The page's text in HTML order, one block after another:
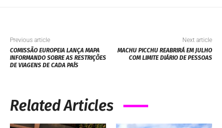
Previous article
COMISSÃO EUROPEIA LANÇA MAPA
INFORMANDO SOBRE AS RESTRIÇÕES
DE VIAGENS DE CADA PAÍS
Next article
MACHU PICCHU REABRIRÁ EM JULHO
COM LIMITE DIÁRIO DE PESSOAS
Related Articles